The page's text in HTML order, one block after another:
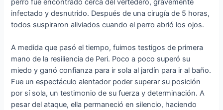
A medida que pasó el tiempo, fuimos testigos de primera
mano de la resiliencia de Peri. Poco a poco superó su
miedo y ganó confianza para ir sola al jardín para ir al baño.
Fue un espectáculo alentador poder superar su posición
por sí sola, un testimonio de su fuerza y ​​determinación. A
pesar del ataque, ella permaneció en silencio, haciendo